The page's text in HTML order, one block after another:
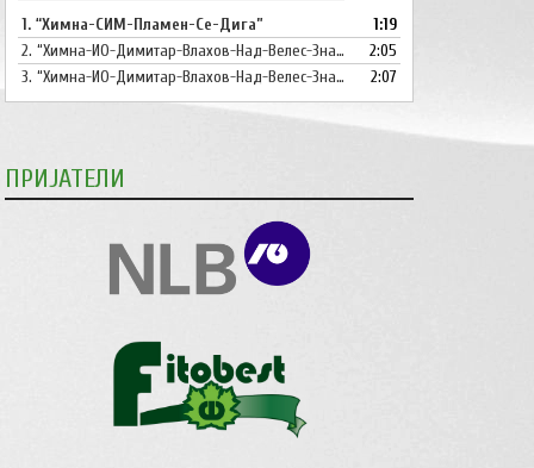
копшињата
Горна
стрела/
Долна
стрелка,
или
1.“Химна-СИМ-Пламен-Се-Дига”
1:19
2.“Химна-ИО-Димитар-Влахов-Над-Велес-Знаме-Се-Вее”
2:05
3.“Химна-ИО-Димитар-Влахов-Над-Велес-Знаме-Се-Вее-Инструментал” 2:07
ПРИЈАТЕЛИ